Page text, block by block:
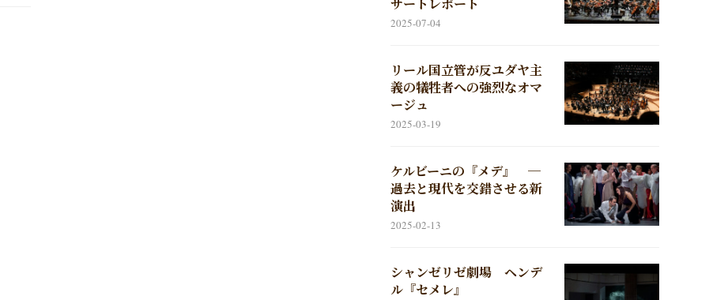
2025-07-04
リール国立管が反ユダヤ主
義の犠牲者への強烈なオマ
ージュ
2025-03-19
ケルビーニの『メデ』 ─
過去と現代を交錯させる新
演出
2025-02-13
シャンゼリゼ劇場 ヘンデ
ル『セメレ』